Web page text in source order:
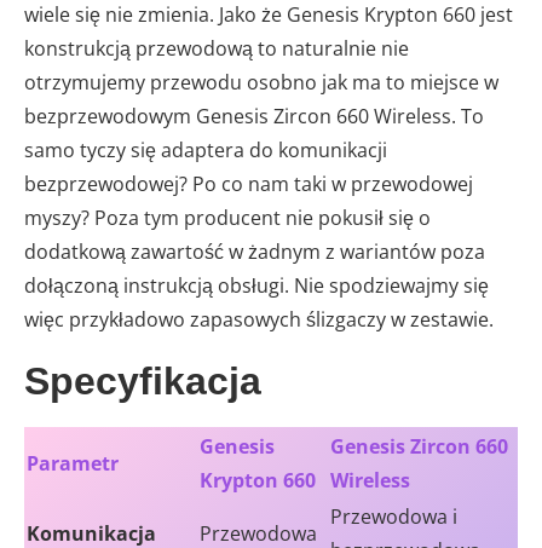
wiele się nie zmienia. Jako że Genesis Krypton 660 jest
konstrukcją przewodową to naturalnie nie
otrzymujemy przewodu osobno jak ma to miejsce w
bezprzewodowym Genesis Zircon 660 Wireless. To
samo tyczy się adaptera do komunikacji
bezprzewodowej? Po co nam taki w przewodowej
myszy? Poza tym producent nie pokusił się o
dodatkową zawartość w żadnym z wariantów poza
dołączoną instrukcją obsługi. Nie spodziewajmy się
więc przykładowo zapasowych ślizgaczy w zestawie.
Specyfikacja
Parametr
Genesis
Krypton 660
Genesis Zircon 660
Wireless
Komunikacja
Przewodowa
Przewodowa i